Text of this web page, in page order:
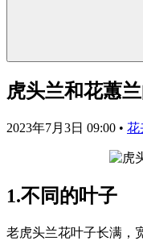
虎头兰和花蕙
2023年7月3日 09:00 • 花
1.不同的叶子
老虎头兰花叶子长满，